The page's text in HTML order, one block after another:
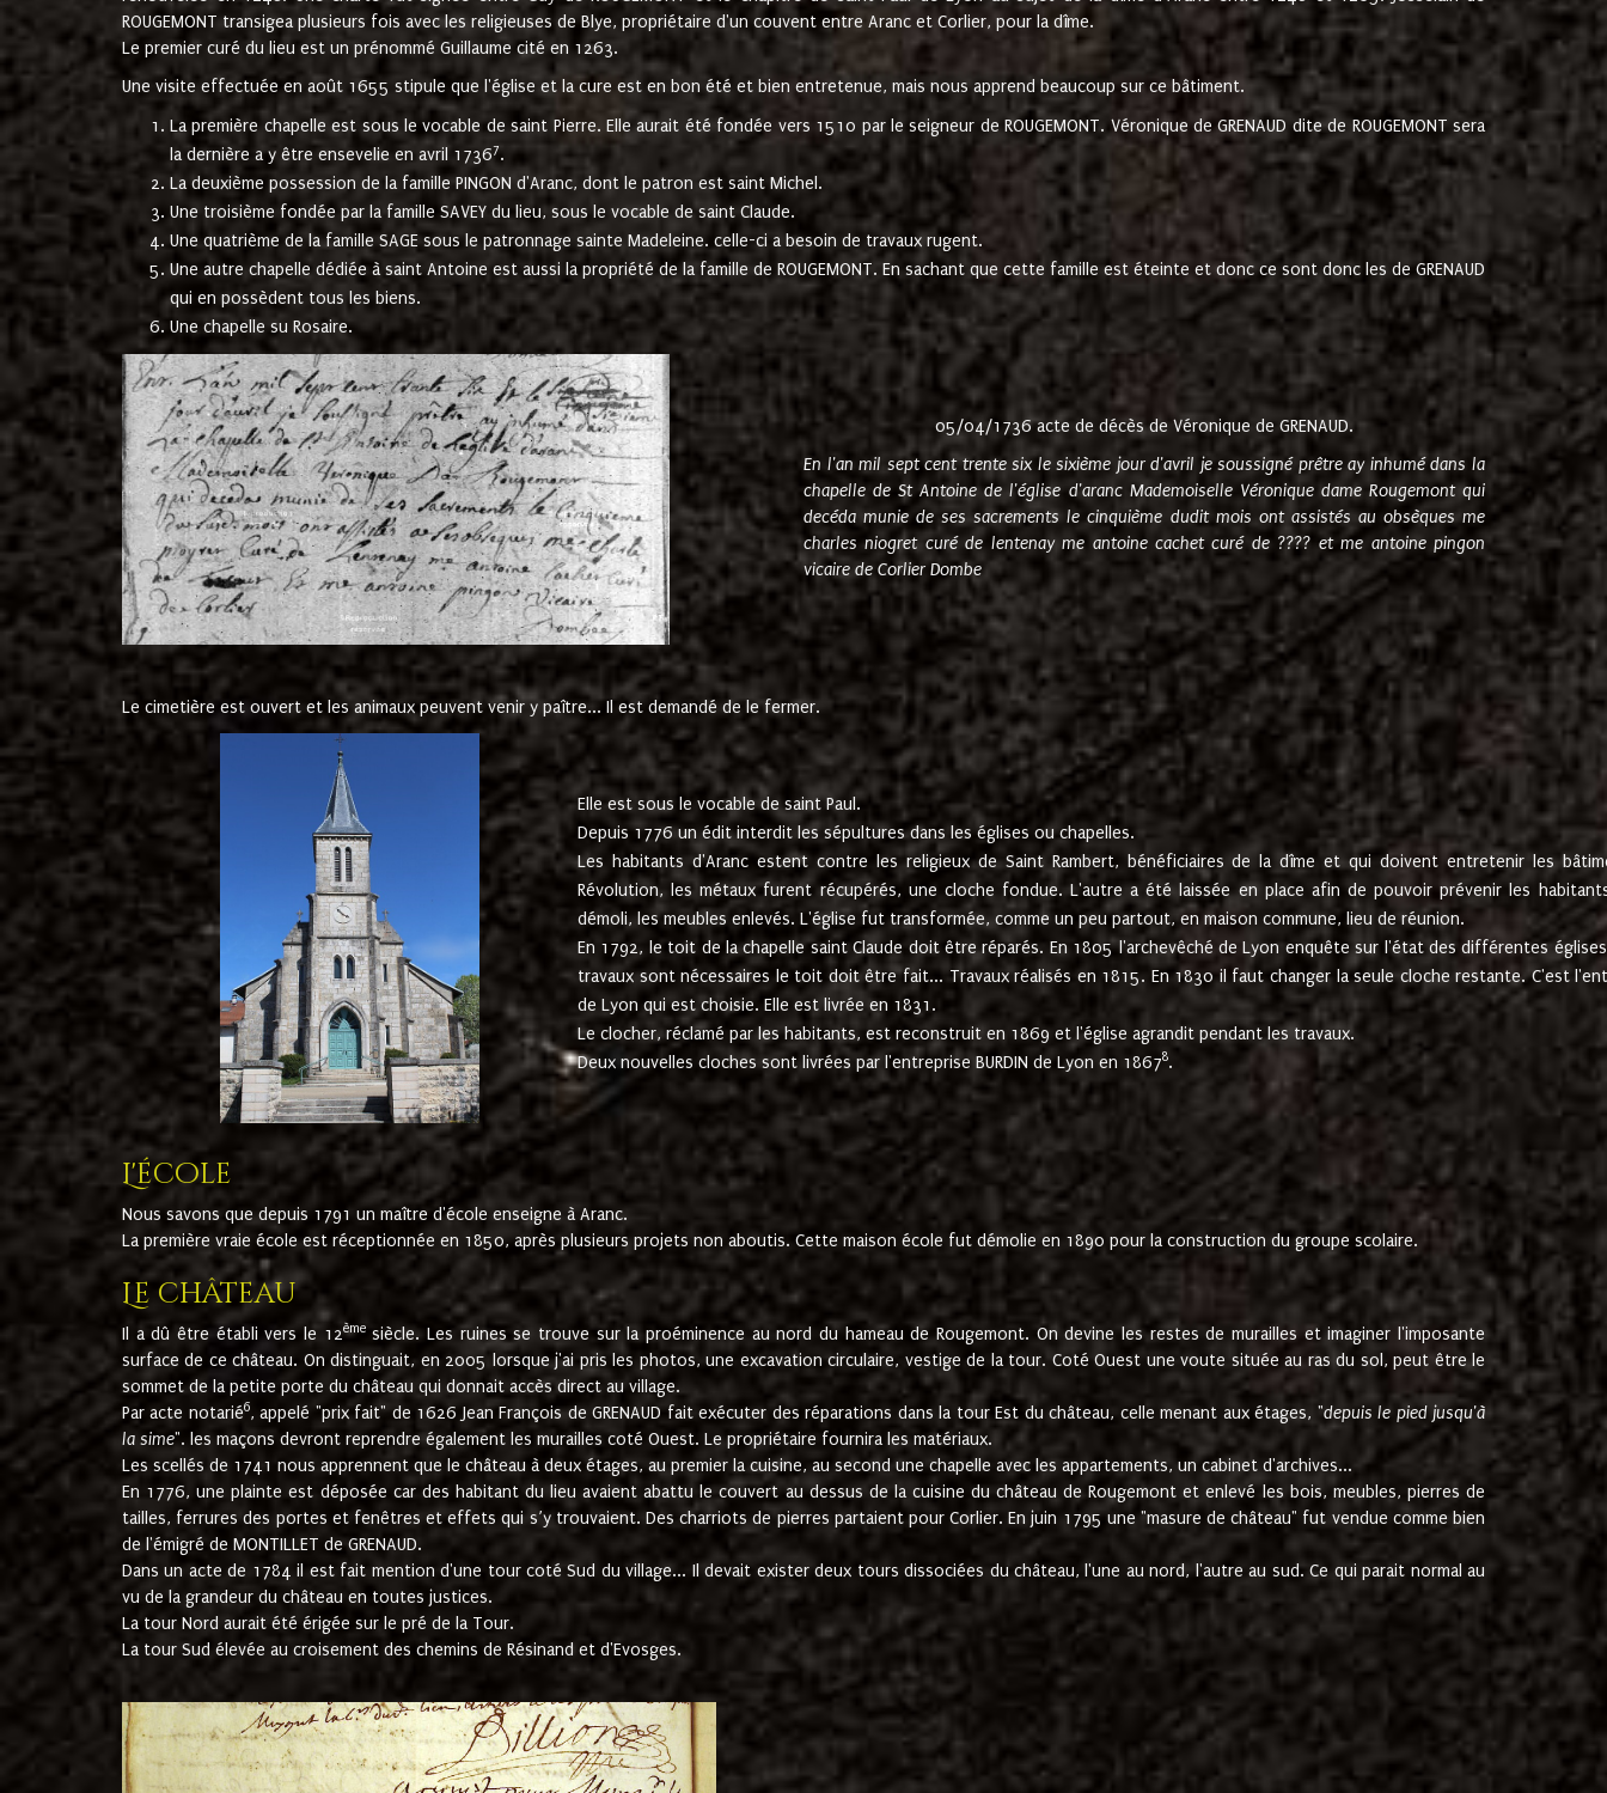
ROUGEMONT transigea plusieurs fois avec les religieuses de Blye, propriétaire d'un couvent entre Aranc et Corlier, pour la dîme.
Le premier curé du lieu est un prénommé Guillaume cité en 1263.
Une visite effectuée en août 1655 stipule que l'église et la cure est en bon été et bien entretenue, mais nous apprend beaucoup sur ce bâtiment.
La première chapelle est sous le vocable de saint Pierre. Elle aurait été fondée vers 1510 par le seigneur de ROUGEMONT. Véronique de GRENAUD dite de ROUGEMONT sera
la dernière a y être ensevelie en avril 17367.
La deuxième possession de la famille PINGON d'Aranc, dont le patron est saint Michel.
Une troisième fondée par la famille SAVEY du lieu, sous le vocable de saint Claude.
Une quatrième de la famille SAGE sous le patronnage sainte Madeleine. celle-ci a besoin de travaux rugent.
Une autre chapelle dédiée à saint Antoine est aussi la propriété de la famille de ROUGEMONT. En sachant que cette famille est éteinte et donc ce sont donc les de GRENAUD
qui en possèdent tous les biens.
Une chapelle su Rosaire.
05/04/1736 acte de décès de Véronique de GRENAUD.
En l'an mil sept cent trente six le sixième jour d'avril je soussigné prêtre ay inhumé dans la
chapelle de St Antoine de l'église d'aranc Mademoiselle Véronique dame Rougemont qui
decéda munie de ses sacrements le cinquième dudit mois ont assistés au obsèques me
charles niogret curé de lentenay me antoine cachet curé de ???? et me antoine pingon
vicaire de Corlier Dombe
Le cimetière est ouvert et les animaux peuvent venir y paître... Il est demandé de le fermer.
Elle est sous le vocable de saint Paul.
Depuis 1776 un édit interdit les sépultures dans les églises ou chapelles.
Les habitants d'Aranc estent contre les religieux de Saint Rambert, bénéficiaires de la dîme et qui doivent entretenir les
Révolution, les métaux furent récupérés, une cloche fondue. L'autre a été laissée en place afin de pouvoir prévenir les
démoli, les meubles enlevés. L'église fut transformée, comme un peu partout, en maison commune, lieu de réunion.
En 1792, le toit de la chapelle saint Claude doit être réparés. En 1805 l'archevêché de Lyon enquête sur l'état des différentes
travaux sont nécessaires le toit doit être fait... Travaux réalisés en 1815. En 1830 il faut changer la seule cloche restante. C'est
de Lyon qui est choisie. Elle est livrée en 1831.
Le clocher, réclamé par les habitants, est reconstruit en 1869 et l'église agrandit pendant les travaux.
Deux nouvelles cloches sont livrées par l'entreprise BURDIN de Lyon en 18678.
L'école
Nous savons que depuis 1791 un maître d'école enseigne à Aranc.
La première vraie école est réceptionnée en 1850, après plusieurs projets non aboutis. Cette maison école fut démolie en 1890 pour la construction du groupe scolaire.
Le château
Il a dû être établi vers le 12èmesiècle. Les ruines se trouve sur la proéminence au nord du hameau de Rougemont. On devine les restes de murailles et imaginer l'imposante
surface de ce château. On distinguait, en 2005 lorsque j'ai pris les photos, une excavation circulaire, vestige de la tour. Coté Ouest une voute située au ras du sol, peut être le
sommet de la petite porte du château qui donnait accès direct au village.
Par acte notarié6, appelé "prix fait" de 1626 Jean François de GRENAUD fait exécuter des réparations dans la tour Est du château, celle menant aux étages, "depuis le pied jusqu'à
la sime". les maçons devront reprendre également les murailles coté Ouest. Le propriétaire fournira les matériaux.
Les scellés de 1741 nous apprennent que le château à deux étages, au premier la cuisine, au second une chapelle avec les appartements, un cabinet d'archives...
En 1776, une plainte est déposée car des habitant du lieu avaient abattu le couvert au dessus de la cuisine du château de Rougemont et enlevé les bois, meubles, pierres de
tailles, ferrures des portes et fenêtres et effets qui s’y trouvaient. Des charriots de pierres partaient pour Corlier. En juin 1795 une "masure de château" fut vendue comme bien
de l'émigré de MONTILLET de GRENAUD.
Dans un acte de 1784 il est fait mention d'une tour coté Sud du village... Il devait exister deux tours dissociées du château, l'une au nord, l'autre au sud. Ce qui parait normal au
vu de la grandeur du château en toutes justices.
La tour Nord aurait été érigée sur le pré de la Tour.
La tour Sud élevée au croisement des chemins de Résinand et d'Evosges.